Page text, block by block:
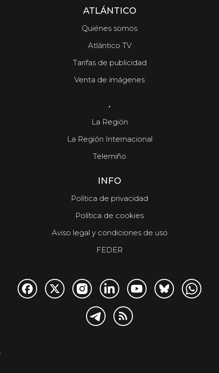
ATLÁNTICO
Quiénes somos
Atlántico TV
Tarifas de publicidad
Venta de imágenes
.
La Región
La Región Internacional
Telemiño
INFO
Política de privacidad
Política de cookies
Aviso legal y condiciones de uso
FEDER